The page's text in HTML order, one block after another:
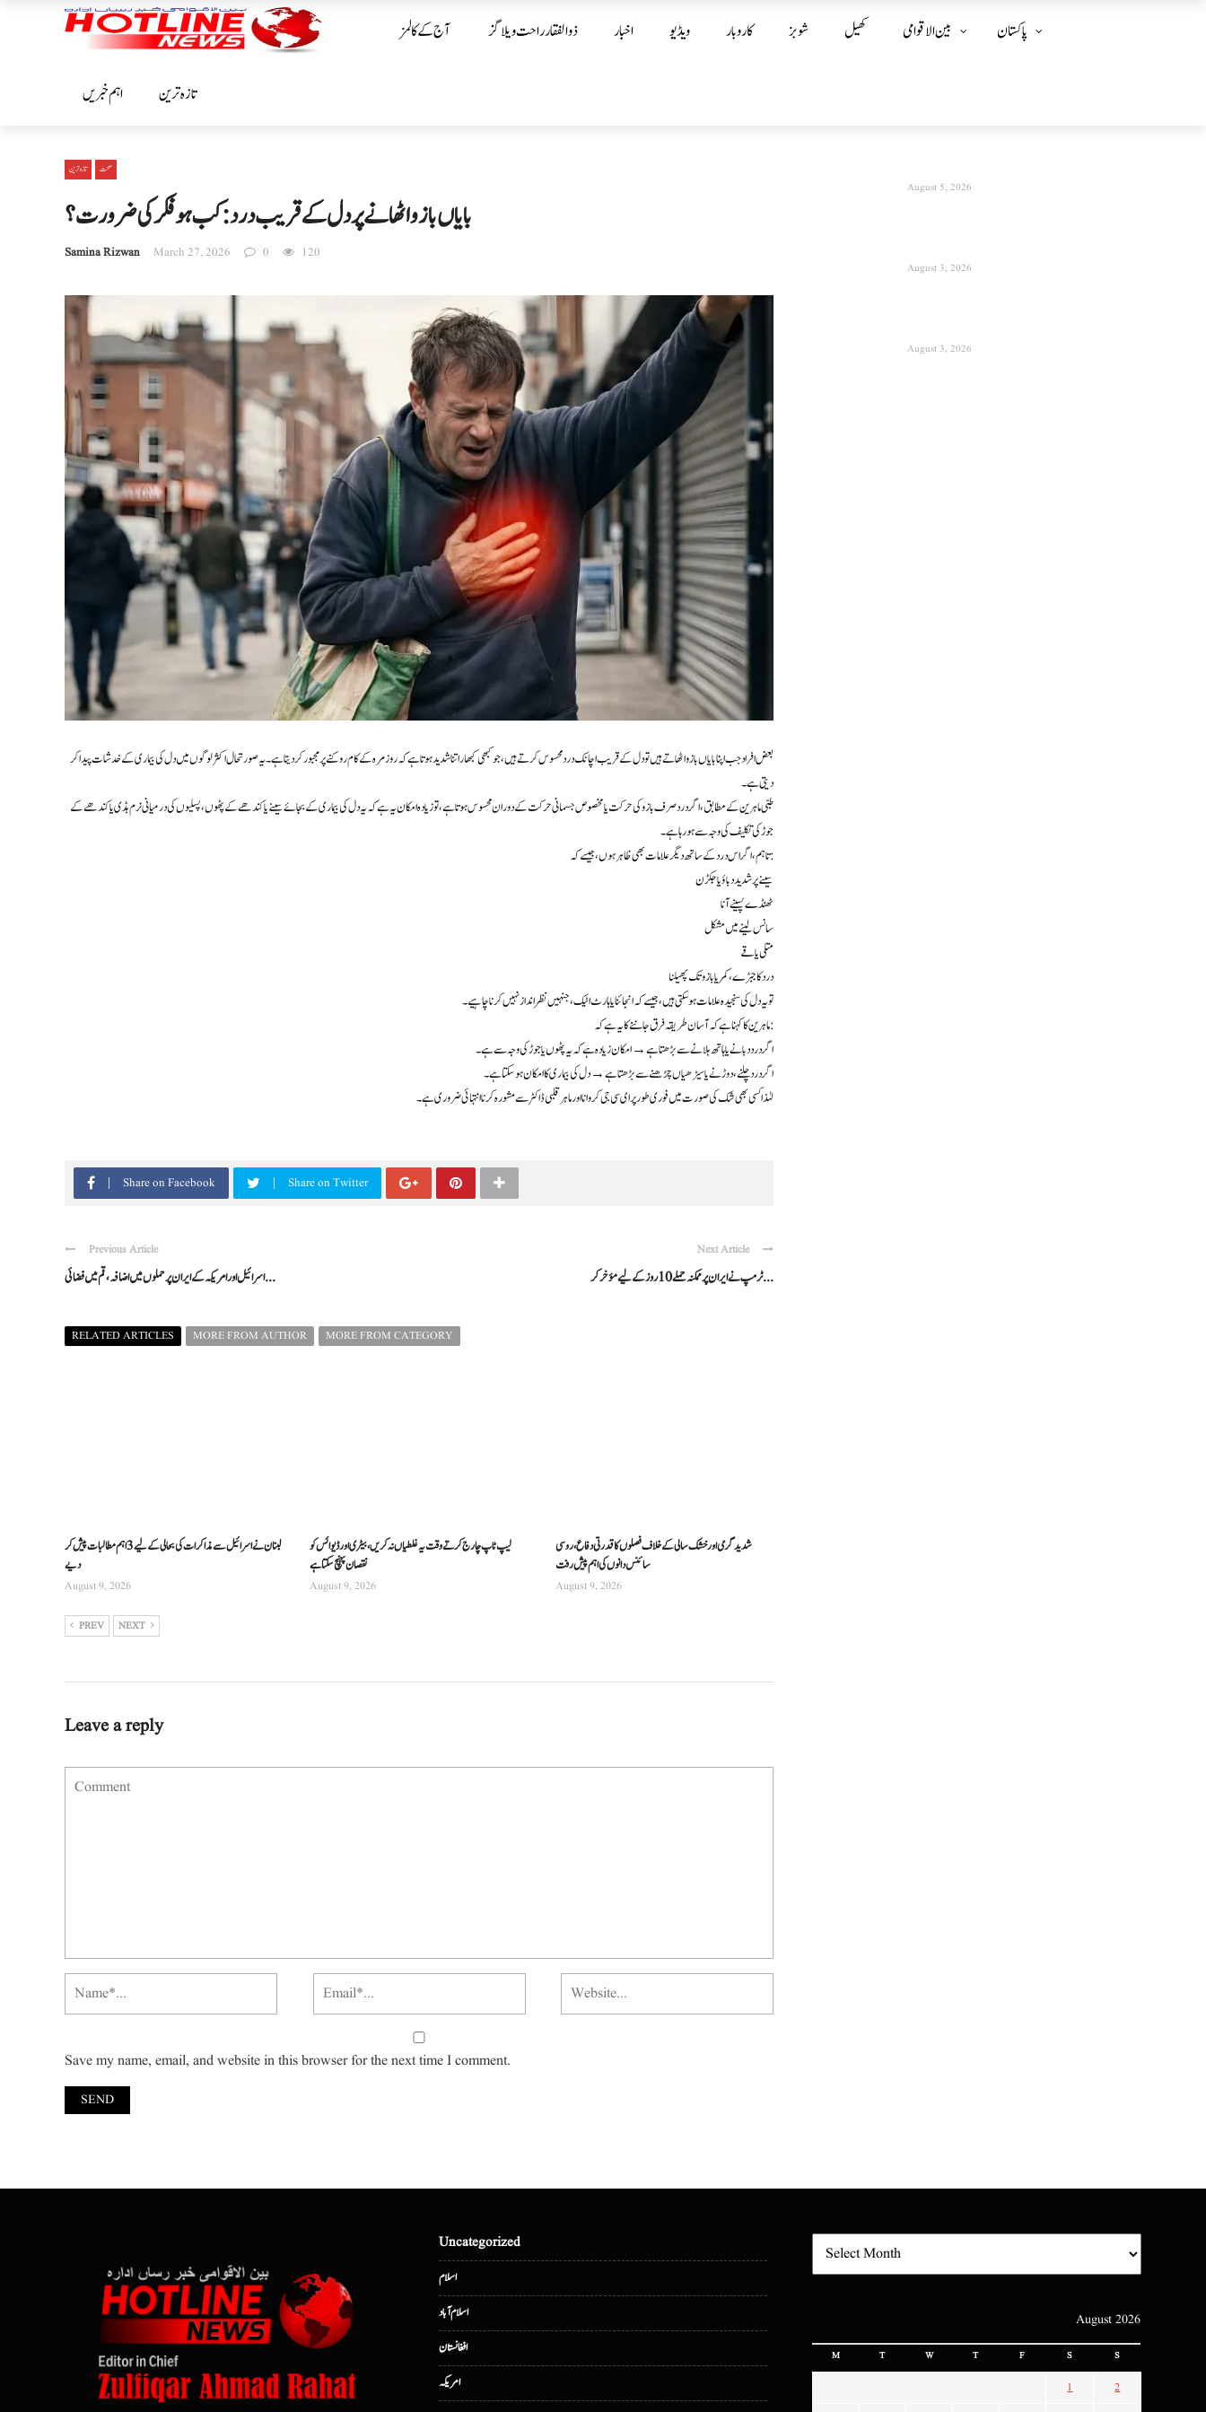
آج کے کالمز ذوالفقار راحت ویلاگز اخبار ویڈیو کاروبار شوبز کھیل بین الا قوامی پاکستان
اہم خبریں تازہ ترین
تازہ ترین صحت
بایاں بازو اٹھانے پر دل کے قریب درد: کب ہو فکر کی ضرورت؟
Samina Rizwan March 27, 2026 0 120
بعض افراد جب اپنا بایاں بازو اٹھاتے ہیں تو دل کے قریب اچانک درد محسوس کرتے ہیں، جو کبھی کبھار اتنا شدید ہوتا ہے کہ روزمرہ کے کام روکنے پر مجبور کر دیتا ہے۔ یہ صورتحال اکثر لوگوں میں دل کی بیماری کے خدشات پیدا کر
دیتی ہے۔
طبی ماہرین کے مطابق، اگر درد صرف بازو کی حرکت یا مخصوص جسمانی حرکت کے دوران محسوس ہوتا ہے، تو زیادہ امکان یہ ہے کہ یہ دل کی بیماری کے بجائے سینے یا کندھے کے پٹھوں، پسلیوں کی درمیانی نرم ہڈی یا کندھے کے
جوڑ کی تکلیف کی وجہ سے ہو رہا ہے۔
تاہم، اگر اس درد کے ساتھ دیگر علامات بھی ظاہر ہوں، جیسے کہ:
سینے پر شدید دباؤ یا جکڑن
ٹھنڈے پسینے آنا
سانس لینے میں مشکل
متلی یا قے
درد کا جبڑے، کمر یا بازو تک پھیلنا
تو یہ دل کی سنجیدہ علامات ہو سکتی ہیں، جیسے کہ انجائنا یا ہارٹ اٹیک، جنہیں نظر انداز نہیں کرنا چاہیے۔
ماہرین کا کہنا ہے کہ آسان طریقہ فرق جاننے کا یہ ہے کہ:
اگر درد دبانے یا ہاتھ ہلانے سے بڑھتا ہے → امکان زیادہ ہے کہ یہ پٹھوں یا جوڑ کی وجہ سے ہے۔
اگر درد چلنے، دوڑنے یا سیڑھیاں چڑھنے سے بڑھتا ہے → دل کی بیماری کا امکان ہو سکتا ہے۔
لہٰذا کسی بھی شک کی صورت میں فوری طور پر ای سی جی کروانا اور ماہر قلبی ڈاکٹر سے مشورہ کرنا انتہائی ضروری ہے۔
Share on Facebook Share on Twitter
Previous Article
اسرائیل اور امریکہ کے ایران پر حملوں میں اضافہ، قم میں فضائی ...
Next Article
ٹرمپ نے ایران پر ممکنہ حملے 10 روز کے لیے مؤخر کر ...
RELATED ARTICLES MORE FROM AUTHOR MORE FROM CATEGORY
لبنان نے اسرائیل سے مذاکرات کی بحالی کے لیے 3 اہم مطالبات پیش کر
دیے
August 9, 2026
لیپ ٹاپ چارج کرتے وقت یہ غلطیاں نہ کریں، بیٹری اور ڈیوائس کو
نقصان پہنچ سکتا ہے
August 9, 2026
شدید گرمی اور خشک سالی کے خلاف فصلوں کا قدرتی دفاع، روسی
سائنس دانوں کی اہم پیش رفت
August 9, 2026
PREV NEXT
Leave a reply
Save my name, email, and website in this browser for the next time I comment.
August 5, 2026
August 3, 2026
August 3, 2026
Uncategorized
اسلام
اسلام آباد
افغانستان
امریکہ
August 2026
M T W T F S S
1 2